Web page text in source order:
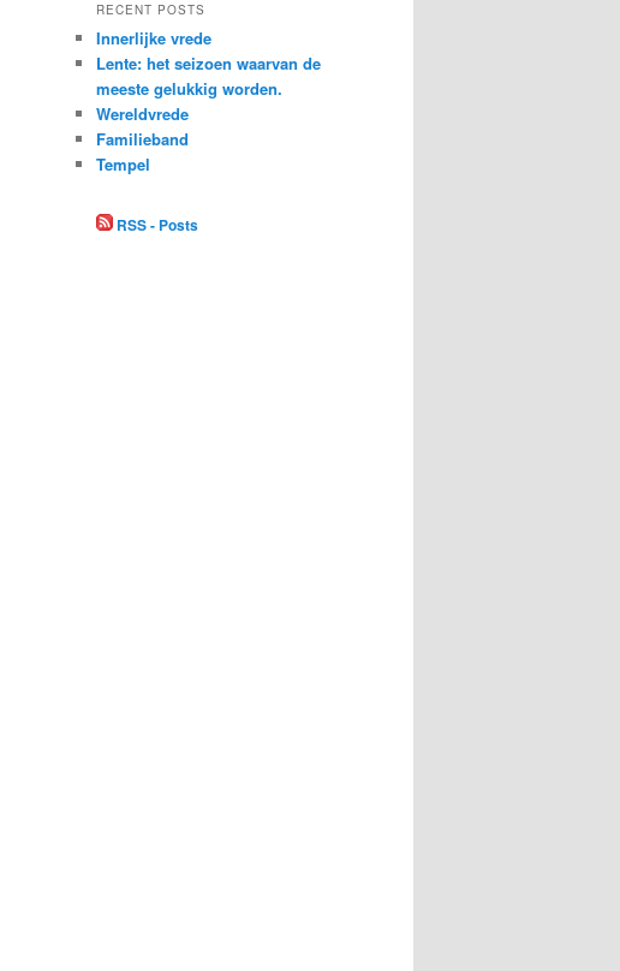
RECENT POSTS
Innerlijke vrede
Lente: het seizoen waarvan de
meeste gelukkig worden.
Wereldvrede
Familieband
Tempel
RSS - Posts